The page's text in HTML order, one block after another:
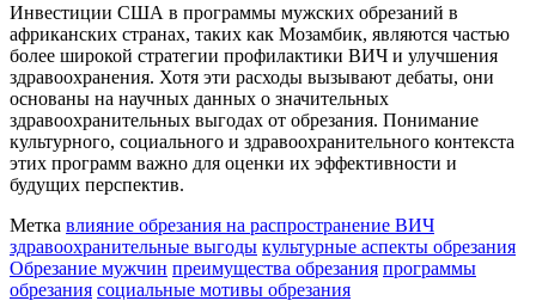
Инвестиции США в программы мужских обрезаний в
африканских странах, таких как Мозамбик, являются частью
более широкой стратегии профилактики ВИЧ и улучшения
здравоохранения. Хотя эти расходы вызывают дебаты, они
основаны на научных данных о значительных
здравоохранительных выгодах от обрезания. Понимание
культурного, социального и здравоохранительного контекста
этих программ важно для оценки их эффективности и
будущих перспектив.
Метка влияние обрезания на распространение ВИЧ
здравоохранительные выгоды культурные аспекты обрезания
Обрезание мужчин преимущества обрезания программы
обрезания социальные мотивы обрезания